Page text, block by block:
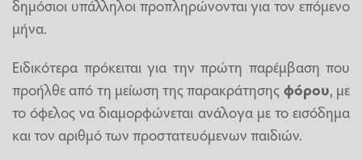
δημόσιοι υπάλληλοι προπληρώνονται για τον επόμενο
μήνα.
Ειδικότερα πρόκειται για την πρώτη παρέμβαση που
προήλθε από τη μείωση της παρακράτησης φόρου, με
το όφελος να διαμορφώνεται ανάλογα με το εισόδημα
και τον αριθμό των προστατευόμενων παιδιών.